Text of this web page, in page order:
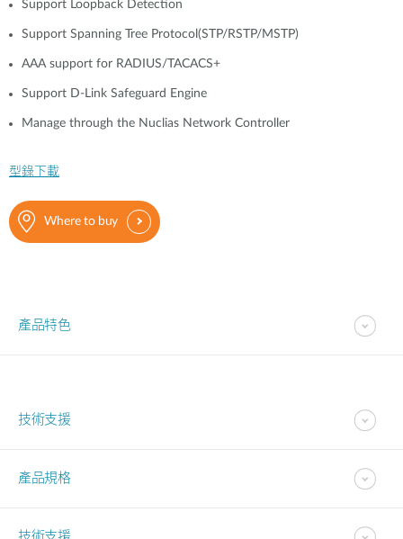
Support Loopback Detection
Support Spanning Tree Protocol(STP/RSTP/MSTP)
AAA support for RADIUS/TACACS+
Support D-Link Safeguard Engine
Manage through the Nuclias Network Controller
型錄下載
Where to buy
產品特色
技術支援
產品規格